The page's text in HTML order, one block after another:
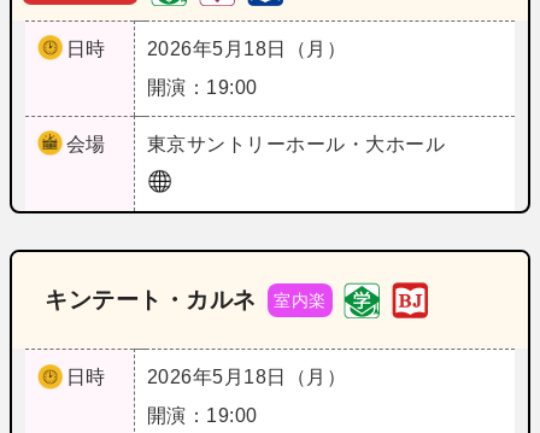
日時
2026年5月18日（月）
開演：19:00
会場 東京サントリーホール・大ホール
キンテート・カルネ 室内楽
日時
2026年5月18日（月）
開演：19:00